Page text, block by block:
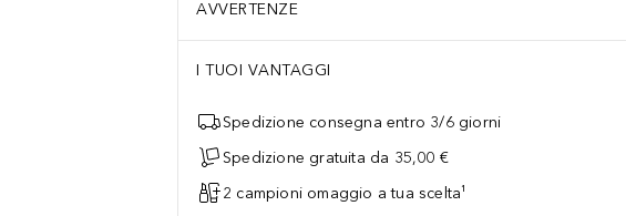
AVVERTENZE
runden das Gesamtpaket ab. Und warum trägt der Trolley den
I TUOI VANTAGGI
Spedizione consegna entro 3/6 giorni
Spedizione gratuita da 35,00 €
2 campioni omaggio a tua scelta¹